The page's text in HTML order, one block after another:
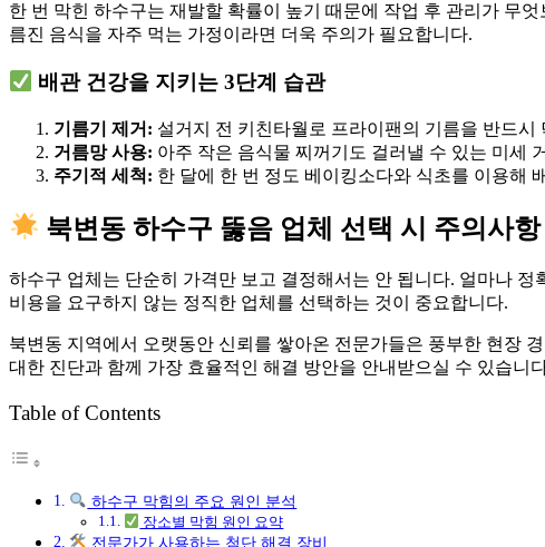
한 번 막힌 하수구는 재발할 확률이 높기 때문에 작업 후 관리가 무
름진 음식을 자주 먹는 가정이라면 더욱 주의가 필요합니다.
배관 건강을 지키는 3단계 습관
기름기 제거: 설거지 전 키친타월로 프라이팬의 기름을 반드시
거름망 사용: 아주 작은 음식물 찌꺼기도 걸러낼 수 있는 미세
주기적 세척: 한 달에 한 번 정도 베이킹소다와 식초를 이용해
북변동 하수구 뚫음 업체 선택 시 주의사항
하수구 업체는 단순히 가격만 보고 결정해서는 안 됩니다. 얼마나
비용을 요구하지 않는 정직한 업체를 선택하는 것이 중요합니다.
북변동 지역에서 오랫동안 신뢰를 쌓아온 전문가들은 풍부한 현장
대한 진단과 함께 가장 효율적인 해결 방안을 안내받으실 수 있습
Table of Contents
하수구 막힘의 주요 원인 분석
장소별 막힘 원인 요약
전문가가 사용하는 첨단 해결 장비